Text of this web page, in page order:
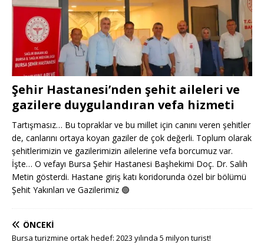
Şehir Hastanesi’nden şehit aileleri ve
gazilere duygulandıran vefa hizmeti
Tartışmasız… Bu topraklar ve bu millet için canını veren şehitler
de, canlarını ortaya koyan gaziler de çok değerli. Toplum olarak
şehitlerimizin ve gazilerimizin ailelerine vefa borcumuz var.
İşte… O vefayı Bursa Şehir Hastanesi Başhekimi Doç. Dr. Salih
Metin gösterdi. Hastane giriş katı koridorunda özel bir bölümü
Şehit Yakınları ve Gazilerimiz 🟢
ÖNCEKI
Bursa turizmine ortak hedef: 2023 yılında 5 milyon turist!